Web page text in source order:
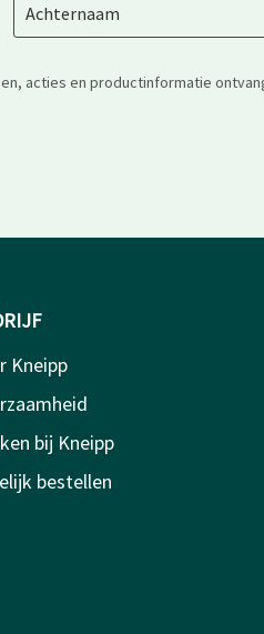
Achternaam
acties en productinformatie
Kneipp
bij Kneipp
bestellen